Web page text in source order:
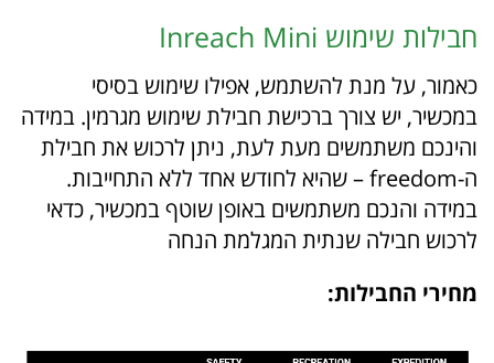
חבילות שימוש Inreach Mini
כאמור, על מנת להשתמש, אפילו שימוש בסיסי
במכשיר, יש צורך ברכישת חבילת שימוש מגרמין. במידה
והינכם משתמשים מעת לעת, ניתן לרכוש את חבילת
ה-freedom – שהיא לחודש אחד ללא התחייבות.
במידה והנכם משתמשים באופן שוטף במכשיר, כדאי
לרכוש חבילה שנתית המגלמת הנחה
מחירי החבילות: